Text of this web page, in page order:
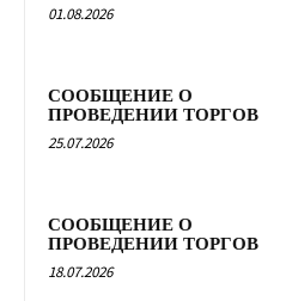
01.08.2026
СООБЩЕНИЕ О
ПРОВЕДЕНИИ ТОРГОВ
25.07.2026
СООБЩЕНИЕ О
ПРОВЕДЕНИИ ТОРГОВ
18.07.2026